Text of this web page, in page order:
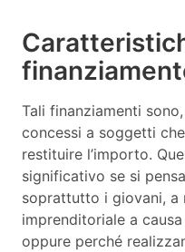
Tali finanziamenti
concessi a soggetti
restituire l’importo.
significativo se si
soprattutto i giovani, a
imprenditoriale a
oppure perché